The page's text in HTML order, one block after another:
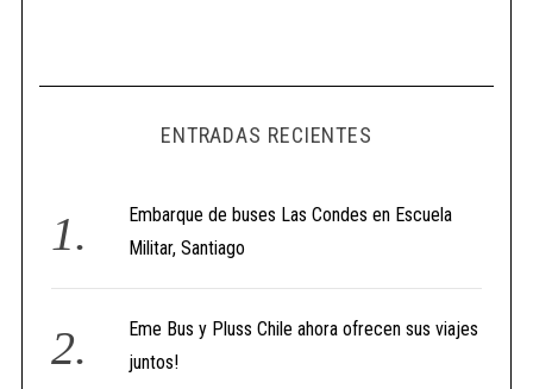
ENTRADAS RECIENTES
Embarque de buses Las Condes en Escuela
Militar, Santiago
Eme Bus y Pluss Chile ahora ofrecen sus viajes
juntos!